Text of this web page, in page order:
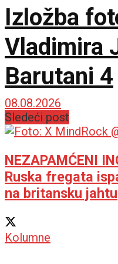
Izložba
Vladimira
Barutani 4
08.08.2026
Sledeći post
NEZAPAMĆENI
Ruska fregata
na britansku jahtu
Kolumne